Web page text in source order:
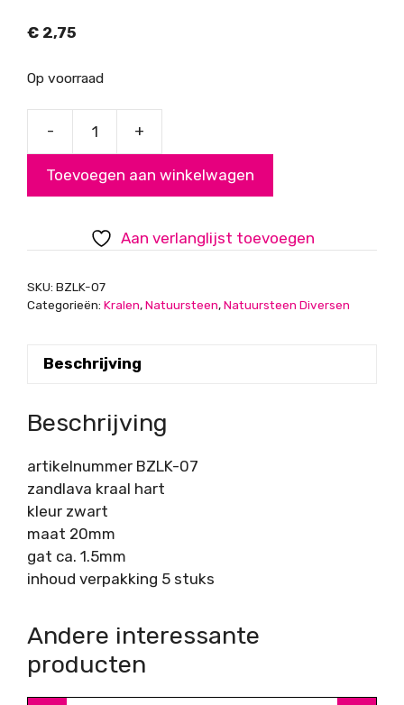
€ 2,75
Op voorraad
-
zandlava
hart,
kleur
maat
5
stuks
aantal
+
Toevoegen aan winkelwagen
Aan verlanglijst toevoegen
SKU: BZLK-07
Categorieën: Kralen,Natuursteen,Natuursteen Diversen
Beschrijving
Beschrijving
artikelnummer BZLK-07
zandlava kraal hart
kleur zwart
maat 20mm
gat ca. 1.5mm
inhoud verpakking 5 stuks
Andere interessante
producten